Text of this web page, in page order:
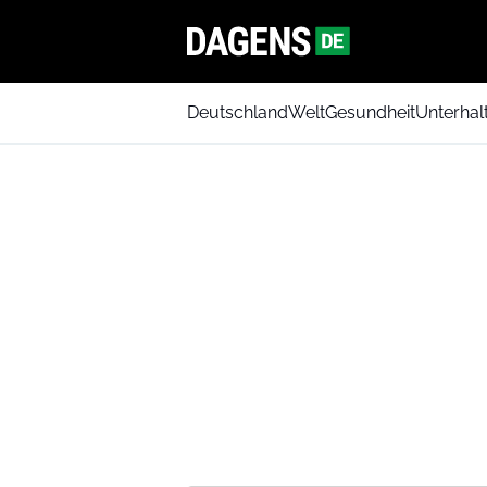
DeutschlandWeltGesundheit